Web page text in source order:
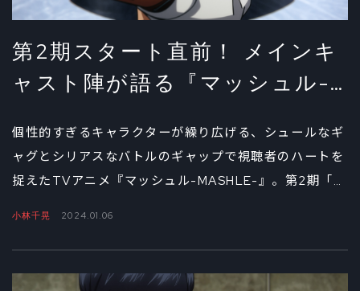
第2期スタート直前！ メインキ
ャスト陣が語る『マッシュル-
個性的すぎるキャラクターが繰り広げる、シュールなギ
ャグとシリアスなバトルのギャップで視聴者のハートを
捉えたTVアニメ『マッシュル-MASHLE-』。第2期「神
田麗奈というメインキャスト5名が揃った座談会。後編
小林千晃 2024.01.06